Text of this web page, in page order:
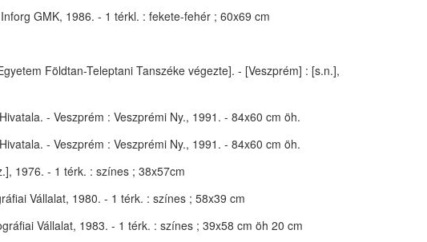
GMK, 1986. - 1 térkl. : fekete-fehér ; 60x69 cm
Földtan-Teleptani Tanszéke végezte]. - [Veszprém] : [s.n.],
- Veszprém : Veszprémi Ny., 1991. - 84x60 cm öh.
- Veszprém : Veszprémi Ny., 1991. - 84x60 cm öh.
1976. - 1 térk. : színes ; 38x57cm
Vállalat, 1980. - 1 térk. : színes ; 58x39 cm
Vállalat, 1983. - 1 térk. : színes ; 39x58 cm öh 20 cm